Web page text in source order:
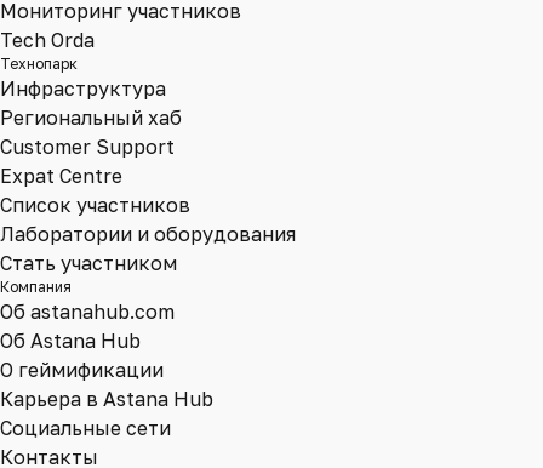
Мониторинг участников
Tech Orda
Технопарк
Инфраструктура
Региональный хаб
Customer Support
Expat Centre
Список участников
Лаборатории и оборудования
Стать участником
Компания
Об astanahub.com
Об Astana Hub
О геймификации
Карьера в Astana Hub
Социальные сети
Контакты